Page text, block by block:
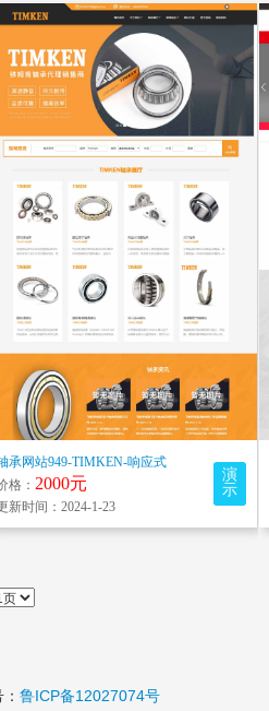
承网站949-TIMKEN-响应式
格：2000元
新时间：2024-1-23
演
示
鲁ICP备12027074号